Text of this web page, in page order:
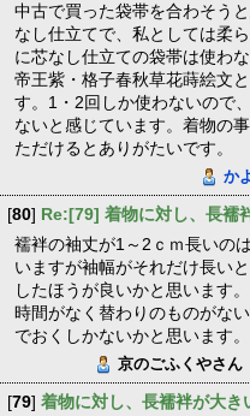
中古で買った袋帯を合わそう
なし仕立てで、私としては柔
に芯なし仕立ての袋帯は使わ
帝王紫・格子春秋草花蒔絵文
す。1・2回しか使わないので
ないと感じています。着物の
ただけるとありがたいです。
か
[80] Re:[79] 着物に対し、長襦
襦袢の袖丈が1～2ｃｍ長いの
いますが袖幅がそれだけ長い
したほうが良いかと思います。
時間がなく替わりのものがな
でおくしかないかと思います。
京のごふくやさん
[79] 着物に対し、長襦袢が大き